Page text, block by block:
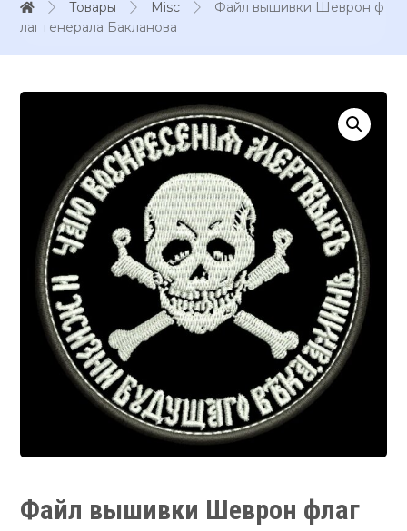
Товары Misc
Файл вышивки Шеврон ф
лаг генерала Бакланова
Файл вышивки Шеврон флаг